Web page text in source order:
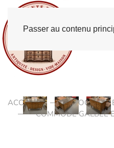
Passer au contenu
ACCUEIL BROCANTE
COMMODE GALBÉE